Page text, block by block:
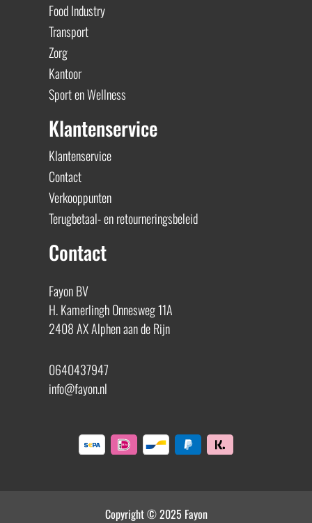
Food Industry
Transport
Zorg
Kantoor
Sport en Wellness
Klantenservice
Klantenservice
Contact
Verkooppunten
Terugbetaal- en retourneringsbeleid
Contact
Fayon BV
H. Kamerlingh Onnesweg 11A
2408 AX Alphen aan de Rijn
0640437947
info@fayon.nl
Copyright © 2025 Fayon